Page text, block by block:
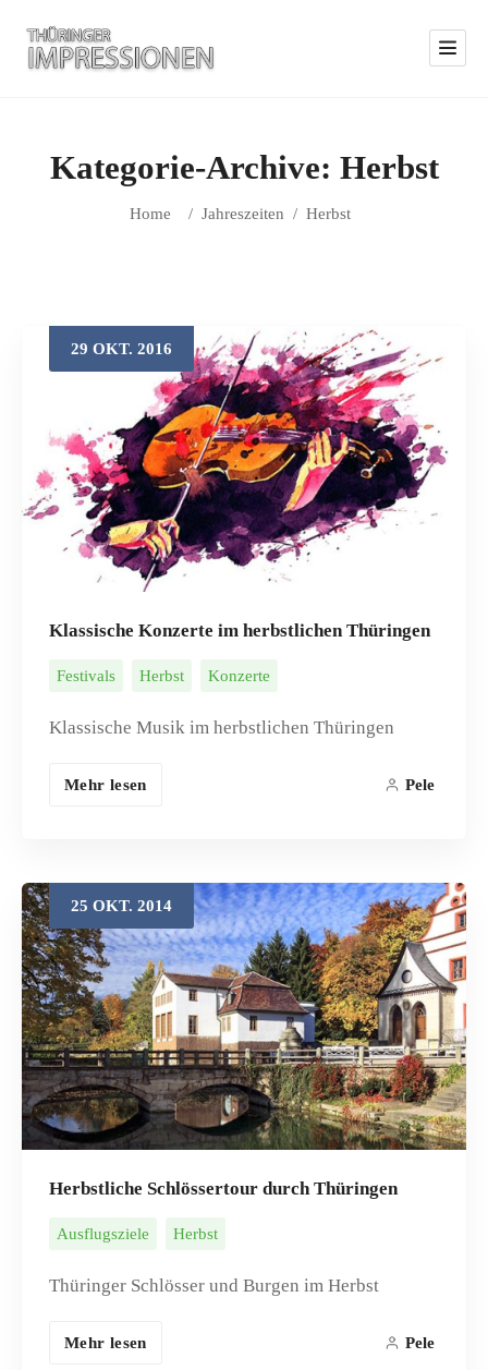
Kategorie-Archive: Herbst
Home / Jahreszeiten / Herbst
29 OKT. 2016
Klassische Konzerte im herbstlichen Thüringen
Festivals Herbst Konzerte
Klassische Musik im herbstlichen Thüringen
Mehr lesen Pele
25 OKT. 2014
Herbstliche Schlössertour durch Thüringen
Ausflugsziele Herbst
Thüringer Schlösser und Burgen im Herbst
Mehr lesen Pele